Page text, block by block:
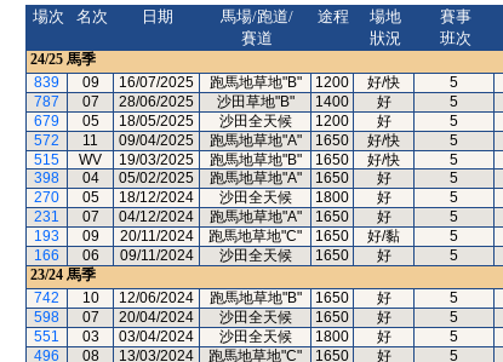
場次
名次 日期
馬場/跑道/
賽道
途程
場地
狀況
賽事
班次
24/25 馬季
839
09 16/07/2025 跑馬地草地"B" 1200 好/快 5
787
07 28/06/2025 沙田草地"B" 1400 好 5
679
05 18/05/2025 沙田全天候 1200 好 5
572
11 09/04/2025 跑馬地草地"A" 1650 好/快 5
515
WV 19/03/2025 跑馬地草地"B" 1650 好/快 5
398
04 05/02/2025 跑馬地草地"A" 1650 好 5
270
05 18/12/2024 沙田全天候 1800 好 5
231
07 04/12/2024 跑馬地草地"A" 1650 好 5
193
09 20/11/2024 跑馬地草地"C" 1650 好/黏 5
166
06 09/11/2024 沙田全天候 1650 好 5
23/24 馬季
742
10 12/06/2024 跑馬地草地"B" 1650 好 5
598
07 20/04/2024 沙田全天候 1650 好 5
551
03 03/04/2024 沙田全天候 1800 好 5
496
08 13/03/2024 跑馬地草地"C" 1650 好 5